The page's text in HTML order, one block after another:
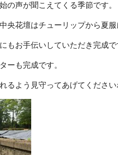
の声が聞こえてくる季節です。
央花壇はチューリップから夏服
もお手伝いしていただき完成で
ーも完成です。
るよう見守ってあげてください